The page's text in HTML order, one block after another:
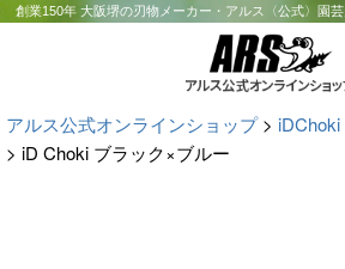
創業150年 大阪堺の刃物メーカー・アルス〈公式〉園
アルス公式オンラインショップ
iDChoki
iD Choki ブラック×ブルー